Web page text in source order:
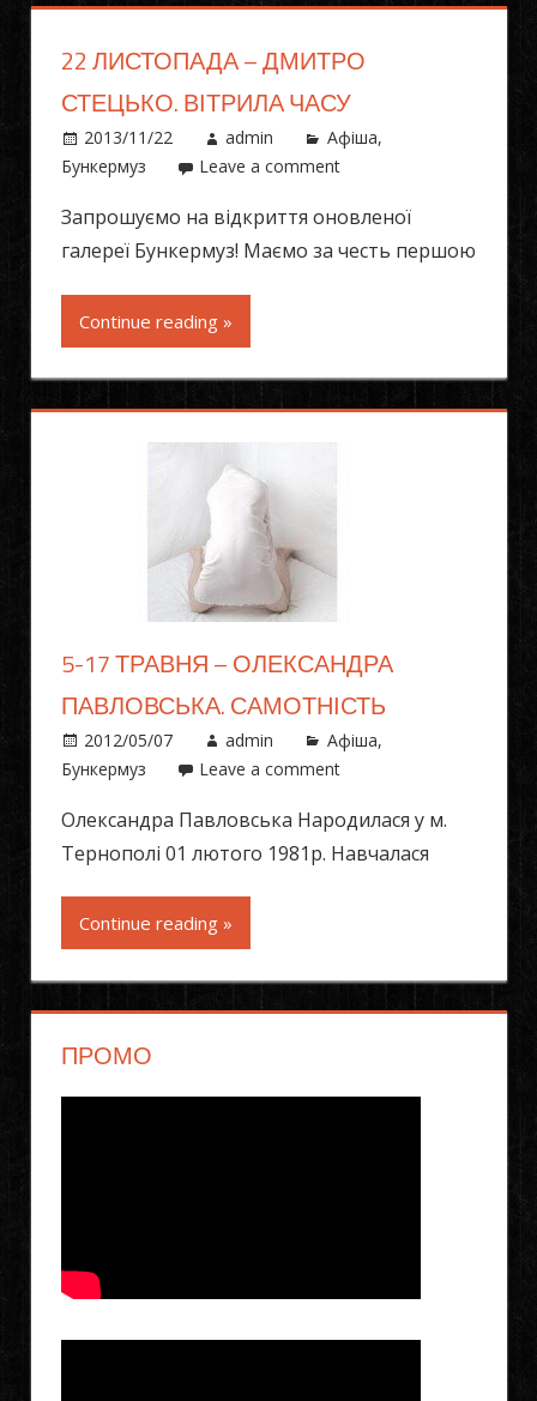
22 ЛИСТОПАДА – ДМИТРО
СТЕЦЬКО. ВІТРИЛА ЧАСУ
2013/11/22 admin Афіша,
Бункермуз
Leave a comment
Запрошуємо на відкриття оновленої
галереї Бункермуз! Маємо за честь першою
Continue reading »
5-17 ТРАВНЯ – ОЛЕКСАНДРА
ПАВЛОВСЬКА. САМОТНІСТЬ
2012/05/07 admin Афіша,
Бункермуз
Leave a comment
Олександра Павловська Народилася у м.
Тернополі 01 лютого 1981р. Навчалася
Continue reading »
ПРОМО